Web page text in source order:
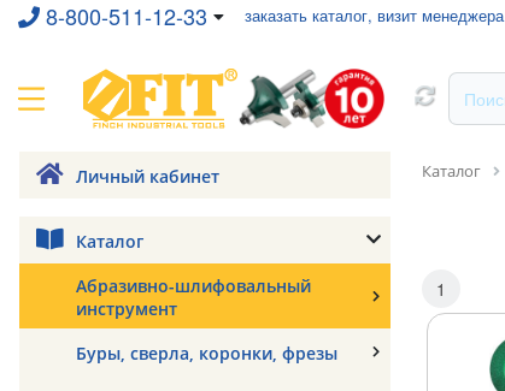
8-800-511-12-33 заказать каталог, визит менеджера
Личный кабинет
Каталог
Абразивно-шлифовальный
инструмент
Буры, сверла, коронки, фрезы
Каталог
1